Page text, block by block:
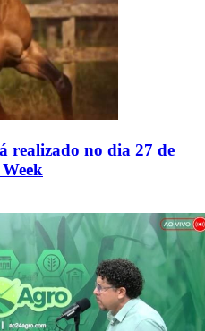
realizado no dia 27 de